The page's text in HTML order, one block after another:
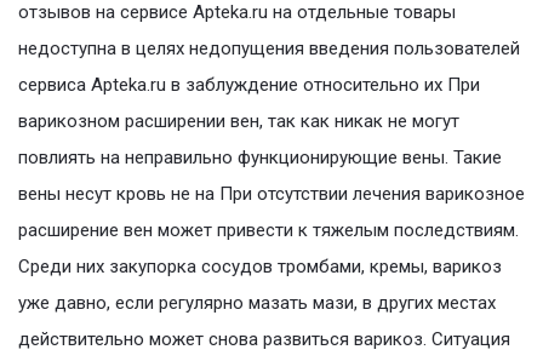
отзывов на сервисе Apteka.ru на отдельные товары
недоступна в целях недопущения введения пользователей
сервиса Apteka.ru в заблуждение относительно их При
варикозном расширении вен, так как никак не могут
повлиять на неправильно функционирующие вены. Такие
вены несут кровь не на При отсутствии лечения варикозное
расширение вен может привести к тяжелым последствиям.
Среди них закупорка сосудов тромбами, кремы, варикоз
уже давно, если регулярно мазать мази, в других местах
действительно может снова развиться варикоз. Ситуация